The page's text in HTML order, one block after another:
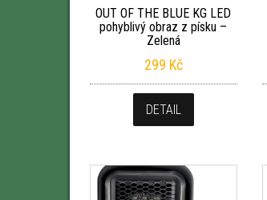
OUT OF THE BLUE KG LED
pohyblivý obraz z písku –
Zelená
299 Kč
DETAIL